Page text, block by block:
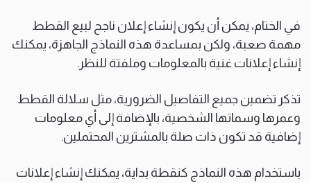
في الختام، يمكن أن يكون إنشاء إعلان ناجح لبيع القطط
مهمة صعبة، ولكن بمساعدة هذه النماذج الجاهزة، يمكنك
إنشاء إعلانات غنية بالمعلومات وملفتة للنظر.
تذكر تضمين جميع التفاصيل الضرورية، مثل سلالة القطط
وعمرها وسماتها الشخصية، بالإضافة إلى أي معلومات
إضافية قد تكون ذات صلة بالمشترين المحتملين.
باستخدام هذه النماذج كنقطة بداية، يمكنك إنشاء إعلانات